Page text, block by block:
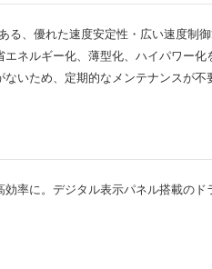
、優れた速度安定性・広い速度制御
ネルギー化、薄型化、ハイパワー化
いため、定期的なメンテナンスが不
率に。デジタル表示パネル搭載のド